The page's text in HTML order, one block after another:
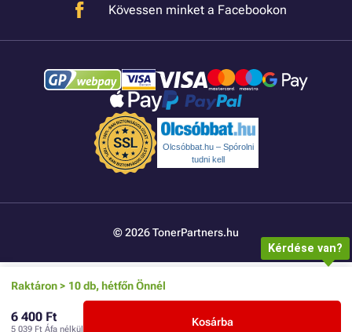
Raktáron > 10 db, hétfőn Önnél
6 400 Ft
5 039 Ft Áfa nélkül
Kosárba
Kövessen minket a Facebookon
Olcsóbbat.hu – Spórolni
tudni kell
© 2026 TonerPartners.hu
Kérdése van?